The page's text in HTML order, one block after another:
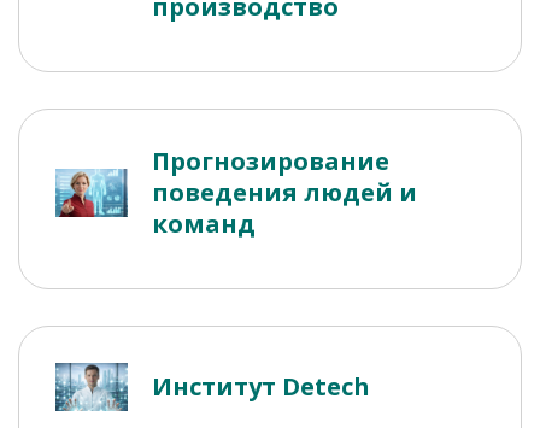
производство
Прогнозирование
поведения людей и
команд
Институт Detech